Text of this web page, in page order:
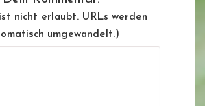
nicht erlaubt. URLs werden
umgewandelt.)